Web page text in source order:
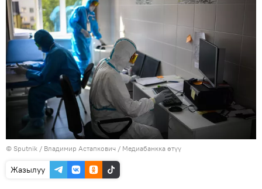
© Sputnik / Владимир Астапкович / Медиабанкка өтүү
Жазылуу